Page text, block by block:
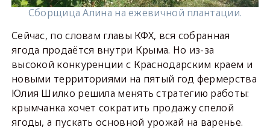
Сборщица Алина на ежевичной плантации.
Сейчас, по словам главы КФХ, вся собранная
ягода продаётся внутри Крыма. Но из-за
высокой конкуренции с Краснодарским краем и
новыми территориями на пятый год фермерства
Юлия Шилко решила менять стратегию работы:
крымчанка хочет сократить продажу спелой
ягоды, а пускать основной урожай на варенье.